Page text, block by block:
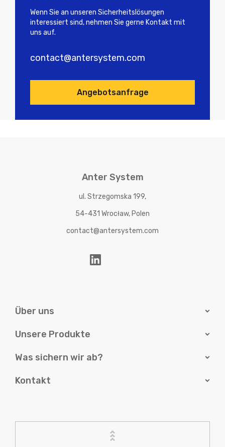
Wenn Sie an unseren Sicherheitslösungen
interessiert sind, nehmen Sie gerne Kontakt mit
uns auf.
contact@antersystem.com
Angebotsanfrage
Anter System
ul. Strzegomska 199,
54-431 Wrocław, Polen
contact@antersystem.com
Über uns
Unsere Produkte
Was sichern wir ab?
Kontakt